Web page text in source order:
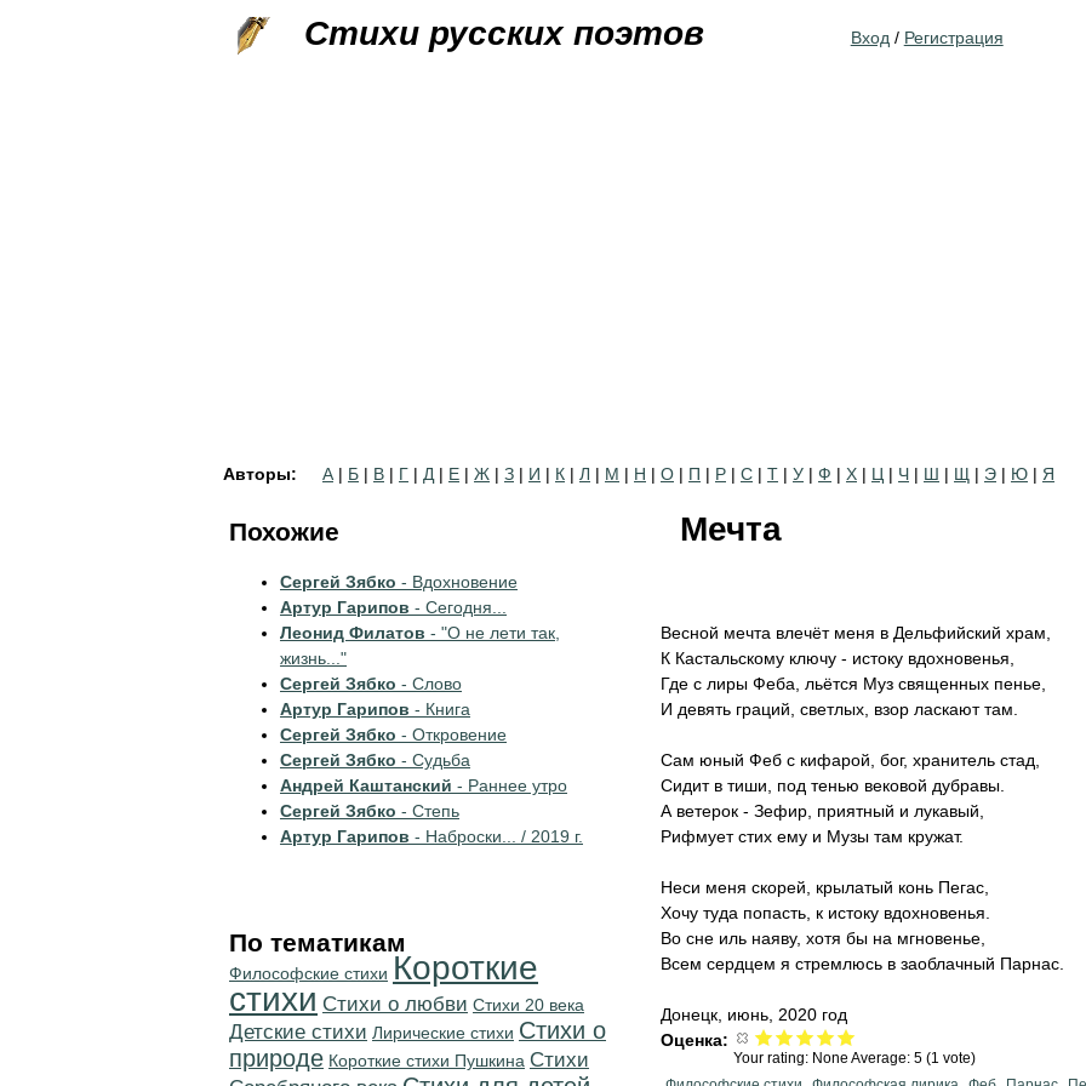
Стихи русских поэтов Вход / Регистрация
Авторы: А | Б | В | Г | Д | Е | Ж | З | И | К | Л | М | Н | О | П | Р | С | Т | У | Ф | Х | Ц | Ч | Ш | Щ | Э | Ю | Я
Мечта
Весной мечта влечёт меня в Дельфийский храм,
К Кастальскому ключу - истоку вдохновенья,
Где с лиры Феба, льётся Муз священных пенье,
И девять граций, светлых, взор ласкают там.
Сам юный Феб с кифарой, бог, хранитель стад,
Сидит в тиши, под тенью вековой дубравы.
А ветерок - Зефир, приятный и лукавый,
Рифмует стих ему и Музы там кружат.
Неси меня скорей, крылатый конь Пегас,
Хочу туда попасть, к истоку вдохновенья.
Во сне иль наяву, хотя бы на мгновенье,
Всем сердцем я стремлюсь в заоблачный Парнас.
Донецк, июнь, 2020 год
Оценка:
Your rating: None Average: 5 (1 vote)
Похожие
Сергей Зябко - Вдохновение
Артур Гарипов - Сегодня...
Леонид Филатов - "О не лети так,
жизнь..."
Сергей Зябко - Слово
Артур Гарипов - Книга
Сергей Зябко - Откровение
Сергей Зябко - Судьба
Андрей Каштанский - Раннее утро
Сергей Зябко - Степь
Артур Гарипов - Наброски... / 2019 г.
По тематикам
Философские стихи Короткие
стихи Стихи о любви Стихи 20 века
Детские стихи Лирические стихи Стихи о
природе Короткие стихи Пушкина Cтихи